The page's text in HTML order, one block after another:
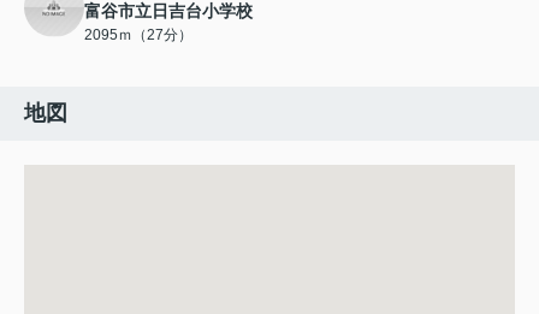
富谷市立日吉台小学校
2095ｍ（27分）
地図